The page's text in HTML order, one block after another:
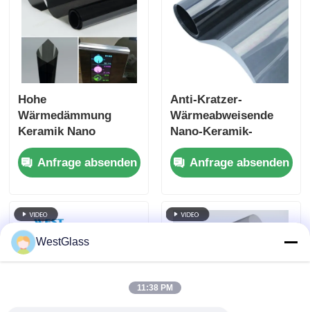
Hohe
Wärmedämmung
Keramik Nano
Fensterfarbe
Hautpflege Öko-
freundliche
Anfrage absenden
Anti-Kratzer-
Wärmeabweisende
Nano-Keramik-
Solarfolie UV-Schutz
Elegantes Finish
Anfrage absenden
WestGlass
11:38 PM